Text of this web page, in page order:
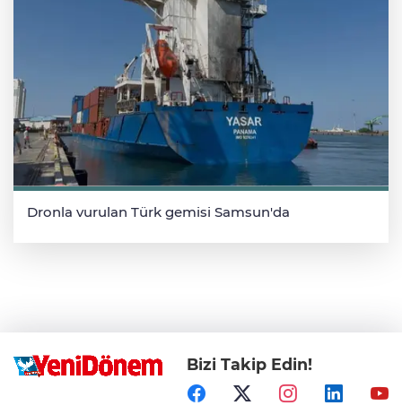
Dronla vurulan Türk gemisi Samsun'da
Bizi Takip Edin!